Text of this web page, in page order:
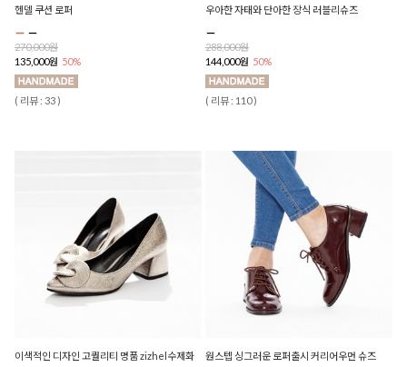
헨델 쿠션 로퍼
270,000원
135,000원 50%
( 리뷰 : 33 )
우아한 자태와 단아한 장식 러블리슈즈
288,000원
144,000원 50%
( 리뷰 : 110 )
이색적인 디자인 고퀄리티 명품 zizhel수제화 원스텝 싱그러운 로퍼출시 커리어우먼 슈즈